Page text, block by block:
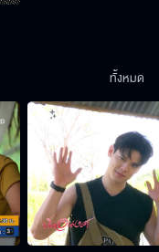
ทั้งหมด